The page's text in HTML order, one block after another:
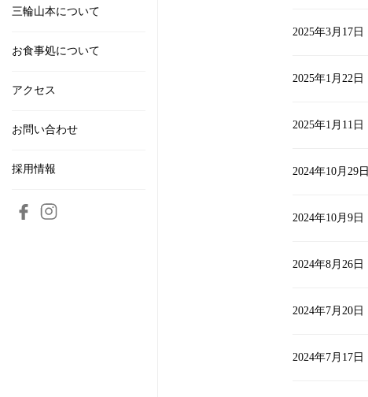
三輪山本について
お食事処について
アクセス
お問い合わせ
採用情報
2025年3月17日
2025年1月22日
2025年1月11日
2024年10月29日
2024年10月9日
2024年8月26日
2024年7月20日
2024年7月17日